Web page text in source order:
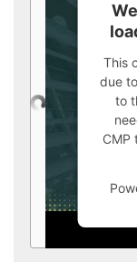
This
due
to
CMP